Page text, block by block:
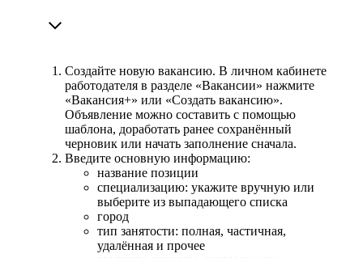
Создайте новую вакансию. В личном кабинете
работодателя в разделе «Вакансии» нажмите
«Вакансия+» или «Создать вакансию».
Объявление можно составить с помощью
шаблона, доработать ранее сохранённый
черновик или начать заполнение сначала.
Введите основную информацию:
название позиции
специализацию: укажите вручную или
выберите из выпадающего списка
город
тип занятости: полная, частичная,
удалённая и прочее